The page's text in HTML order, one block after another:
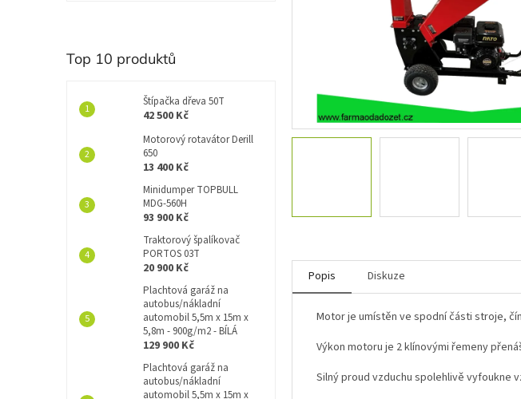
n
Top 10 produktů
Štípačka dřeva 50T
42 500 Kč
Motorový rotavátor Derill
650
13 400 Kč
Minidumper TOPBULL
MDG-560H
93 900 Kč
Traktorový špalíkovač
PORTOS 03T
20 900 Kč
Plachtová garáž na
autobus/nákladní
automobil 5,5m x 15m x
5,8m - 900g/m2 - BÍLÁ
129 900 Kč
Plachtová garáž na
autobus/nákladní
automobil 5,5m x 15m x
Popis Diskuze
Motor je umístěn ve spodní části stroje,
Výkon motoru je 2 klínovými řemeny
Silný proud vzduchu spolehlivě vyfoukne